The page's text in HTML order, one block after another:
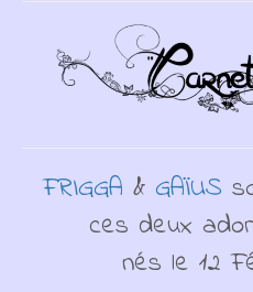
FRIGGA & GAÏUS
ces deux
nés le 12